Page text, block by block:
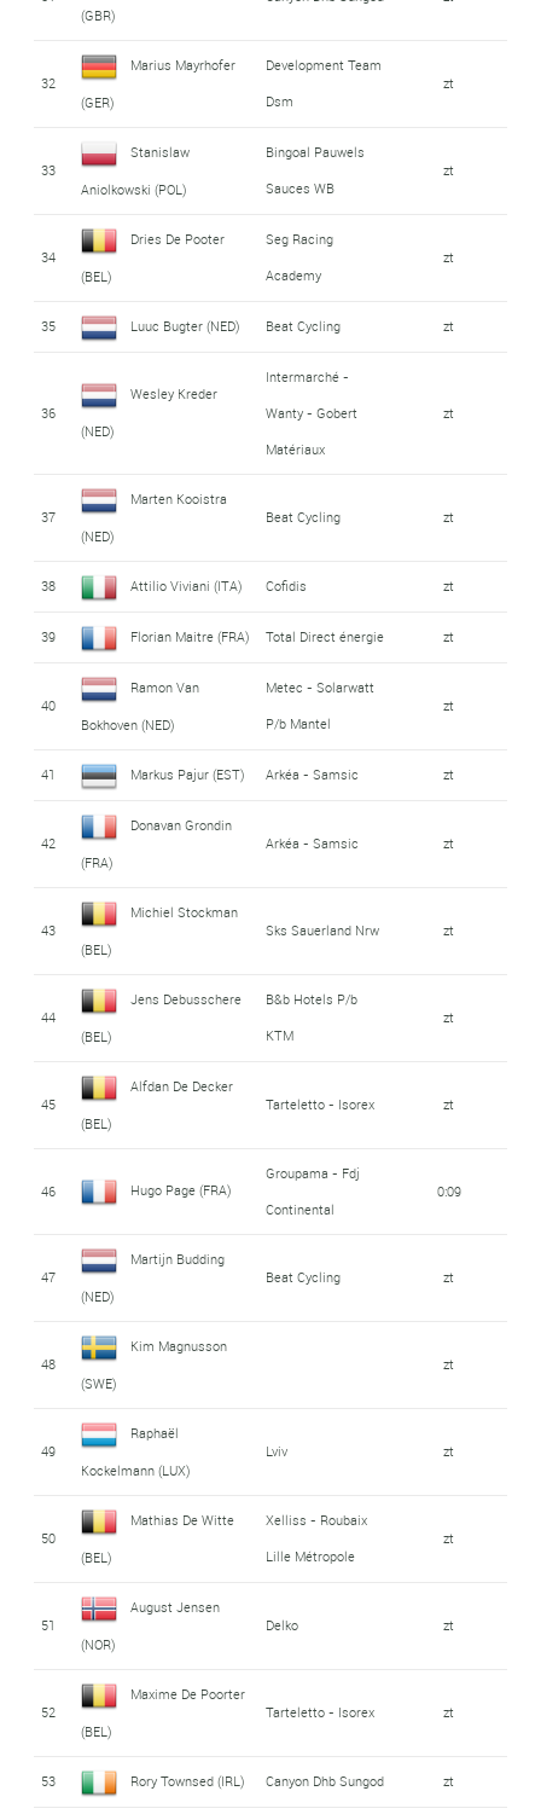
(GBR)
32
Marius Mayrhofer
(GER)
Development Team
Dsm
zt
33
Stanislaw
Aniolkowski (POL)
Bingoal Pauwels
Sauces WB
zt
34
Dries De Pooter
(BEL)
Seg Racing
Academy
zt
35 Luuc Bugter (NED) Beat Cycling zt
36
Wesley Kreder
(NED)
Intermarché -
Wanty - Gobert
Matériaux
zt
37
Marten Kooistra
(NED)
Beat Cycling zt
38 Attilio Viviani (ITA) Cofidis zt
39 Florian Maitre (FRA) Total Direct énergie zt
40
Ramon Van
Bokhoven (NED)
Metec - Solarwatt
P/b Mantel
zt
41 Markus Pajur (EST) Arkéa - Samsic zt
42
Donavan Grondin
(FRA)
Arkéa - Samsic zt
43
Michiel Stockman
(BEL)
Sks Sauerland Nrw zt
44
Jens Debusschere
(BEL)
B&b Hotels P/b
KTM
zt
45
Alfdan De Decker
(BEL)
Tarteletto - Isorex zt
46 Hugo Page (FRA)
Groupama - Fdj
Continental
0:09
47
Martijn Budding
(NED)
Beat Cycling zt
48
Kim Magnusson
(SWE)
zt
49
Raphaël
Kockelmann (LUX)
Lviv zt
50
Mathias De Witte
(BEL)
Xelliss - Roubaix
Lille Métropole
zt
51
August Jensen
(NOR)
Delko zt
52
Maxime De Poorter
(BEL)
Tarteletto - Isorex zt
53 Rory Townsed (IRL) Canyon Dhb Sungod zt